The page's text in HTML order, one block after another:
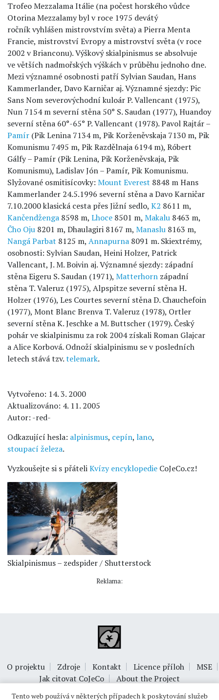
Trofeo Mezzalama Itálie (na počest horského vůdce
Otorina Mezzalamy byl v roce 1975 devátý
ročník vyhlášen mistrovstvím světa) a Pierra Menta
Francie, mistrovství Evropy a mistrovství světa (v roce
2002 v Brianconu). Výškový skialpinismus se absolvuje
ve větších nadmořských výškách v průběhu jednoho dne.
Mezi významné osobnosti patří Sylvian Saudan, Hans
Kammerlander, Davo Karničar aj. Významné sjezdy: Pic
Sans Nom severovýchodní kuloár P. Vallencant (1975),
Nun 7154 m severní stěna 50° S. Saudan (1977), Huandoy
severní stěna 60°-65° P. Vallencant (1978). Pavol Rajtár –
Pamír (Pik Lenina 7134 m, Pik Korženěvskaja 7130 m, Pik
Komunismu 7495 m, Pik Razdělnaja 6194 m), Róbert
Gálfy – Pamír (Pik Lenina, Pik Korženěvskaja, Pik
Komunismu), Ladislav Jón – Pamír, Pik Komunismu.
Slyžované osmitisícovky: Mount Everest 8848 m Hans
Kammerlander 24.5.1996 severní stěna a Davo Karničar
7.10.2000 klasická cesta přes Jižní sedlo, K2 8611 m,
Kančendženga 8598 m, Lhoce 8501 m, Makalu 8463 m,
Čho Oju 8201 m, Dhaulagiri 8167 m, Manaslu 8163 m,
Nangá Parbat 8125 m, Annapurna 8091 m. Skiextrémy,
osobnosti: Sylvian Saudan, Heini Holzer, Patrick
Vallencant, J. M. Boivin aj. Významné sjezdy: západní
stěna Eigeru S. Saudan (1971), Matterhorn západní
stěna T. Valeruz (1975), Alpspitze severní stěna H.
Holzer (1976), Les Courtes severní stěna D. Chauchefoin
(1977), Mont Blanc Brenva T. Valeruz (1978), Ortler
severní stěna K. Jeschke a M. Buttscher (1979). Český
pohár ve skialpinismu za rok 2004 získali Roman Glajcar
a Alice Korbová. Odnoží skialpinismu se v posledních
letech stává tzv.telemark.
Vytvořeno: 14. 3. 2000
Aktualizováno: 4. 11. 2005
Autor: -red-
Odkazující hesla: alpinismus, cepín, lano,
stoupací železa.
Vyzkoušejte si s přáteliKvízy encyklopedie CoJeCo.cz!
Skialpinismus – zedspider / Shutterstock
Reklama:
O projektu Zdroje Kontakt Licence příloh
MSE
Jak citovat CoJeCo
About the Project
Tento web používá v některých případech k poskytování služeb